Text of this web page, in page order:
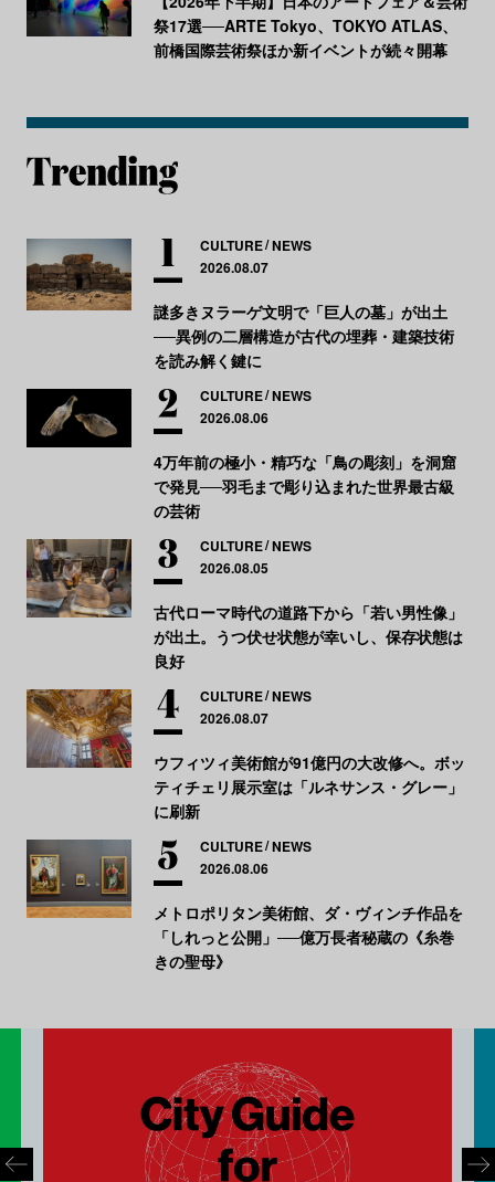
祭17選──ARTE Tokyo、TOKYO ATLAS、
前橋国際芸術祭ほか新イベントが続々開幕
CULTURE NEWS
2026.08.07
謎多きヌラーゲ文明で「巨人の墓」が出土
──異例の二層構造が古代の埋葬・建築技術
を読み解く鍵に
CULTURE NEWS
2026.08.06
4万年前の極小・精巧な「鳥の彫刻」を洞窟
で発見──羽毛まで彫り込まれた世界最古級
の芸術
CULTURE NEWS
2026.08.05
古代ローマ時代の道路下から「若い男性像」
が出土。うつ伏せ状態が幸いし、保存状態は
良好
CULTURE NEWS
2026.08.07
ウフィツィ美術館が91億円の大改修へ。ボッ
ティチェリ展示室は「ルネサンス・グレー」
に刷新
CULTURE NEWS
2026.08.06
メトロポリタン美術館、ダ・ヴィンチ作品を
「しれっと公開」──億万長者秘蔵の《糸巻
きの聖母》